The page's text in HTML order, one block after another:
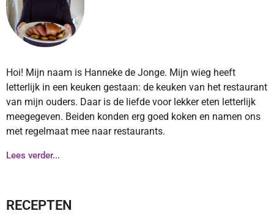
Hoi! Mijn naam is Hanneke de Jonge. Mijn wieg heeft
letterlijk in een keuken gestaan: de keuken van het restaurant
van mijn ouders. Daar is de liefde voor lekker eten letterlijk
meegegeven. Beiden konden erg goed koken en namen ons
met regelmaat mee naar restaurants.
Lees verder...
RECEPTEN